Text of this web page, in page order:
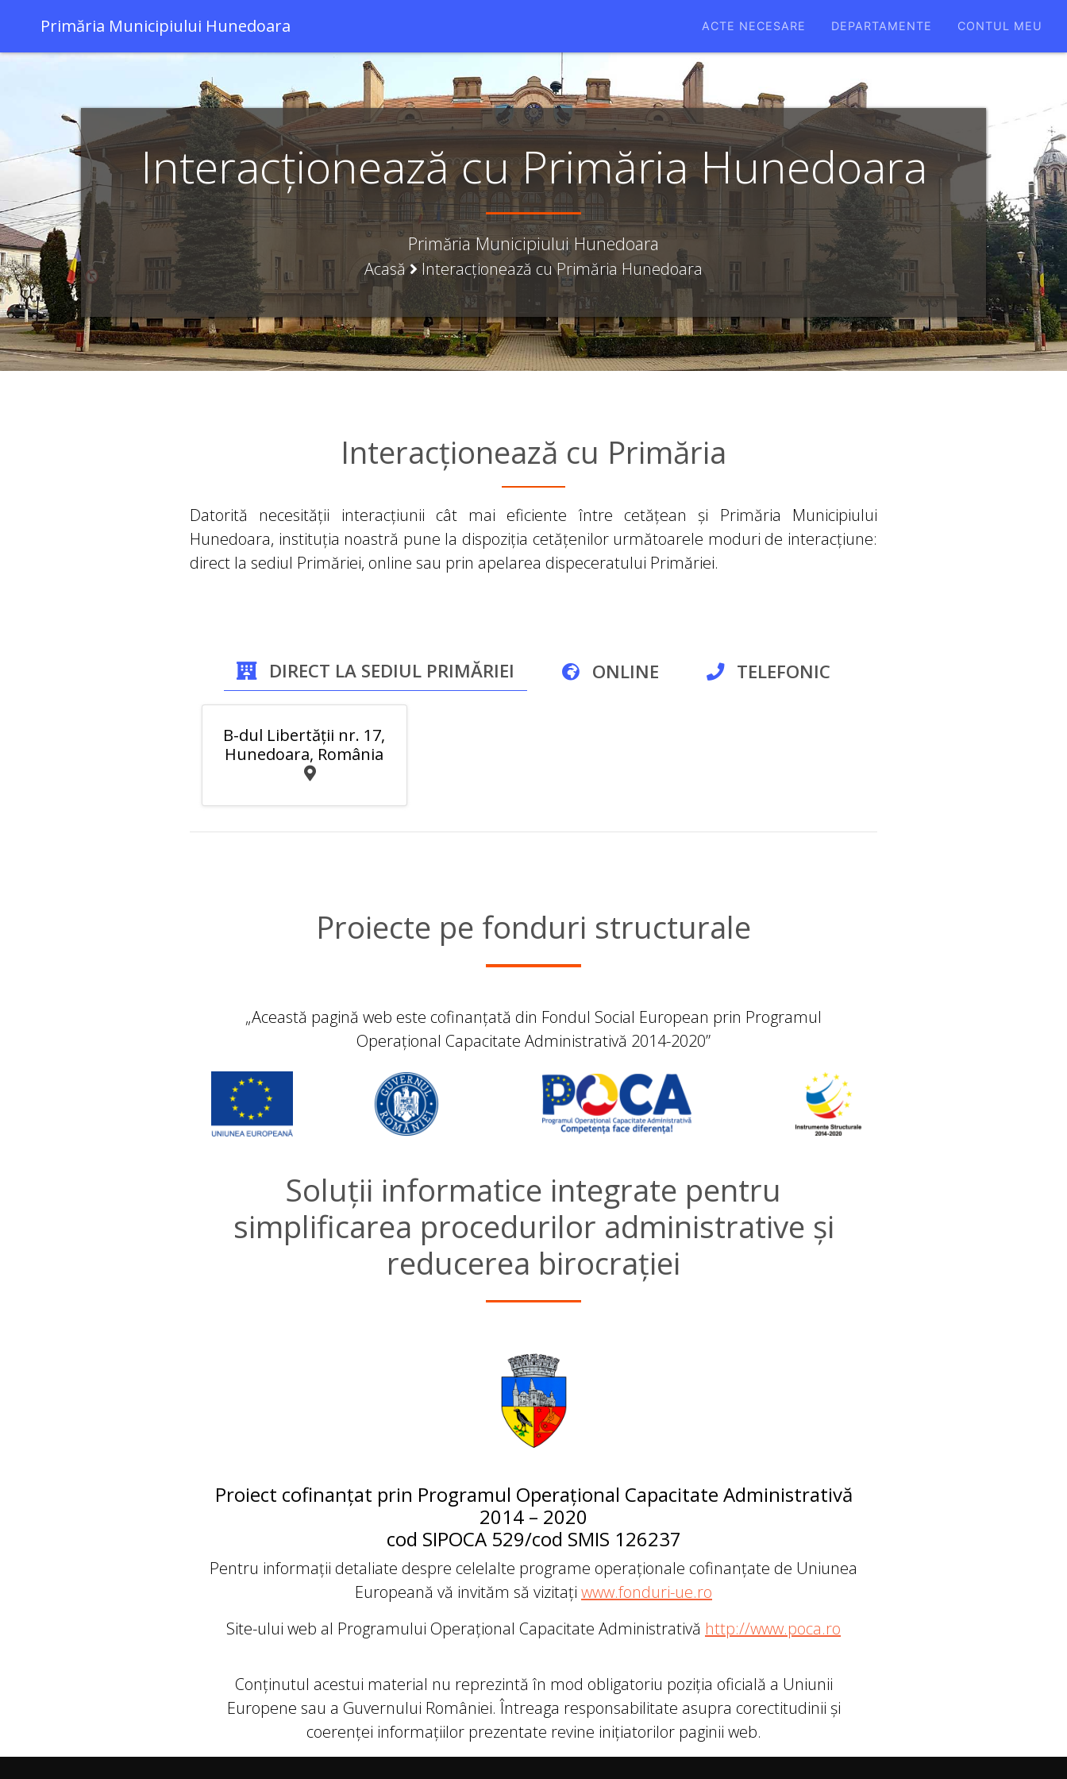
Primăria Municipiului Hunedoara ACTE NECESARE DEPARTAMENTE CONTUL MEU
Interacționează cu Primăria Hunedoara
Primăria Municipiului Hunedoara
Acasă Interacționează cu Primăria Hunedoara
Interacționează cu Primăria
Datorită necesității interacțiunii cât mai eficiente între cetățean și Primăria Municipiului
Hunedoara, instituția noastră pune la dispoziția cetățenilor următoarele moduri de interacțiune:
direct la sediul Primăriei, online sau prin apelarea dispeceratului Primăriei.
DIRECT LA SEDIUL PRIMĂRIEI ONLINE TELEFONIC
B-dul Libertăţii nr. 17,
Hunedoara, România
Proiecte pe fonduri structurale
„Această pagină web este cofinanțată din Fondul Social European prin Programul
Operațional Capacitate Administrativă 2014-2020”
Soluții informatice integrate pentru
simplificarea procedurilor administrative și
reducerea birocrației
Proiect cofinanțat prin Programul Operațional Capacitate Administrativă
2014 – 2020
cod SIPOCA 529/cod SMIS 126237
Pentru informații detaliate despre celelalte programe operaționale cofinanțate de Uniunea
Europeană vă invităm să vizitați www.fonduri-ue.ro
Site-ului web al Programului Operațional Capacitate Administrativă http://www.poca.ro
Conţinutul acestui material nu reprezintă în mod obligatoriu poziţia oficială a Uniunii
Europene sau a Guvernului României. Întreaga responsabilitate asupra corectitudinii și
coerenței informațiilor prezentate revine inițiatorilor paginii web.